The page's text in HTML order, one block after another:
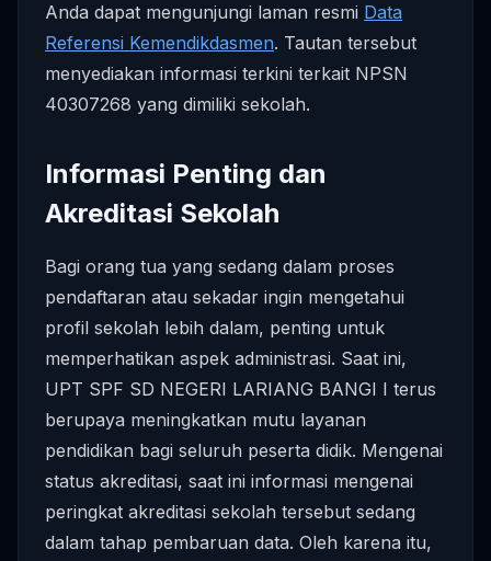
Anda dapat mengunjungi laman resmi Data
Referensi Kemendikdasmen. Tautan tersebut
menyediakan informasi terkini terkait NPSN
40307268 yang dimiliki sekolah.
Informasi Penting dan
Akreditasi Sekolah
Bagi orang tua yang sedang dalam proses
pendaftaran atau sekadar ingin mengetahui
profil sekolah lebih dalam, penting untuk
memperhatikan aspek administrasi. Saat ini,
UPT SPF SD NEGERI LARIANG BANGI I terus
berupaya meningkatkan mutu layanan
pendidikan bagi seluruh peserta didik. Mengenai
status akreditasi, saat ini informasi mengenai
peringkat akreditasi sekolah tersebut sedang
dalam tahap pembaruan data. Oleh karena itu,